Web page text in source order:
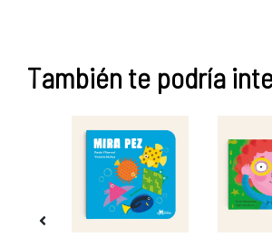
También te podría